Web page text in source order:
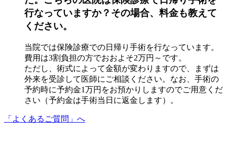
行なっていますか？その場合、料金も教えて
ください。
当院では保険診療での日帰り手術を行なっています。
費用は3割負担の方でおおよそ2万円～です。
ただし、術式によって金額が変わりますので、まずは
外来を受診して医師にご相談ください。なお、手術の
予約時に予約金1万円をお預かりしますのでご用意くだ
さい（予約金は手術当日に返金します）。
「よくあるご質問」へ